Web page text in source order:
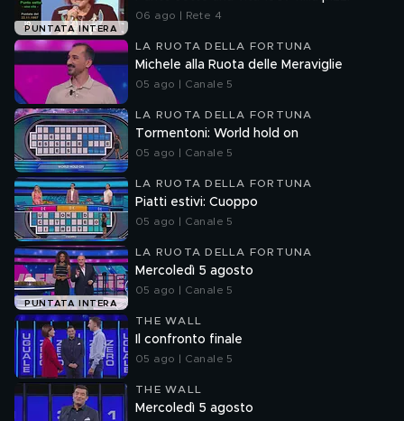
PUNTATA INTERA
06 ago | Rete 4
LA RUOTA DELLA FORTUNA
Michele alla Ruota delle Meraviglie
05 ago | Canale 5
LA RUOTA DELLA FORTUNA
Tormentoni: World hold on
05 ago | Canale 5
LA RUOTA DELLA FORTUNA
Piatti estivi: Cuoppo
05 ago | Canale 5
PUNTATA INTERA
LA RUOTA DELLA FORTUNA
Mercoledì 5 agosto
05 ago | Canale 5
THE WALL
Il confronto finale
05 ago | Canale 5
THE WALL
Mercoledì 5 agosto